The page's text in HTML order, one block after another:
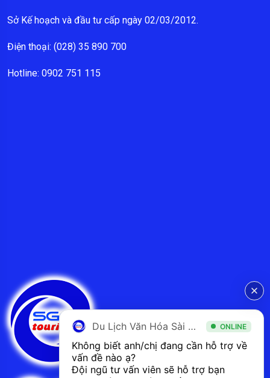
Sở Kế hoạch và đầu tư cấp ngày 02/03/2012.
Điện thoại: (028) 35 890 700
Hotline: 0902 751 115
Du Lịch Văn Hóa Sài Gòn ONLINE
Không biết anh/chị đang cần hỗ trợ về
vấn đề nào ạ?
Đội ngũ tư vấn viên sẽ hỗ trợ bạn